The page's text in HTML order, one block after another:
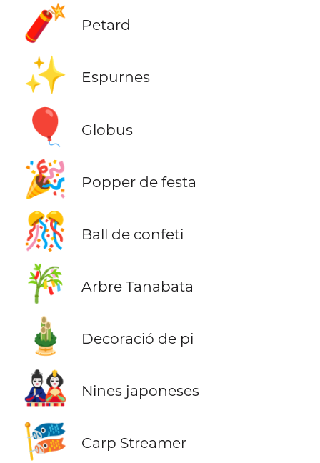
🧨 Petard
✨ Espurnes
🎈 Globus
🎉 Popper de festa
🎊 Ball de confeti
🎋 Arbre Tanabata
🎍 Decoració de pi
🎎 Nines japoneses
🎏 Carp Streamer